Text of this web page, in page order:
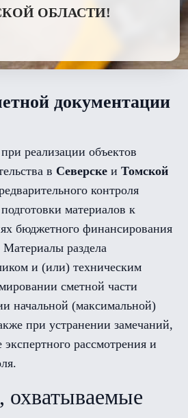
ОБЛАСТИ!
документации
реализации объектов
в Северске и Томской
контроля
материалов к
бюджетного финансирования
раздела
и (или) техническим
сметной части
начальной (максимальной)
при устранении замечаний,
рассмотрения и